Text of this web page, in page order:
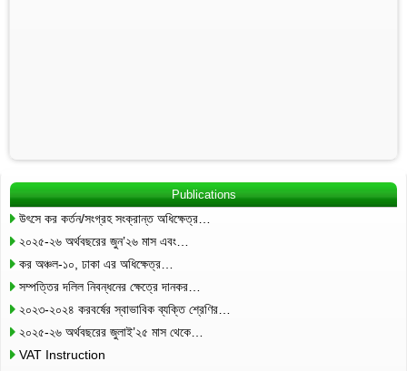
Publications
উৎসে কর কর্তন/সংগ্রহ সংক্রান্ত অধিক্ষেত্র…
২০২৫-২৬ অর্থবছরের জুন’২৬ মাস এবং…
কর অঞ্চল-১০, ঢাকা এর অধিক্ষেত্র…
সম্পত্তির দলিল নিবন্ধনের ক্ষেত্রে দানকর…
২০২৩-২০২৪ করবর্ষের স্বাভাবিক ব্যক্তি শ্রেণির…
২০২৫-২৬ অর্থবছরের জুলাই’২৫ মাস থেকে…
VAT Instruction